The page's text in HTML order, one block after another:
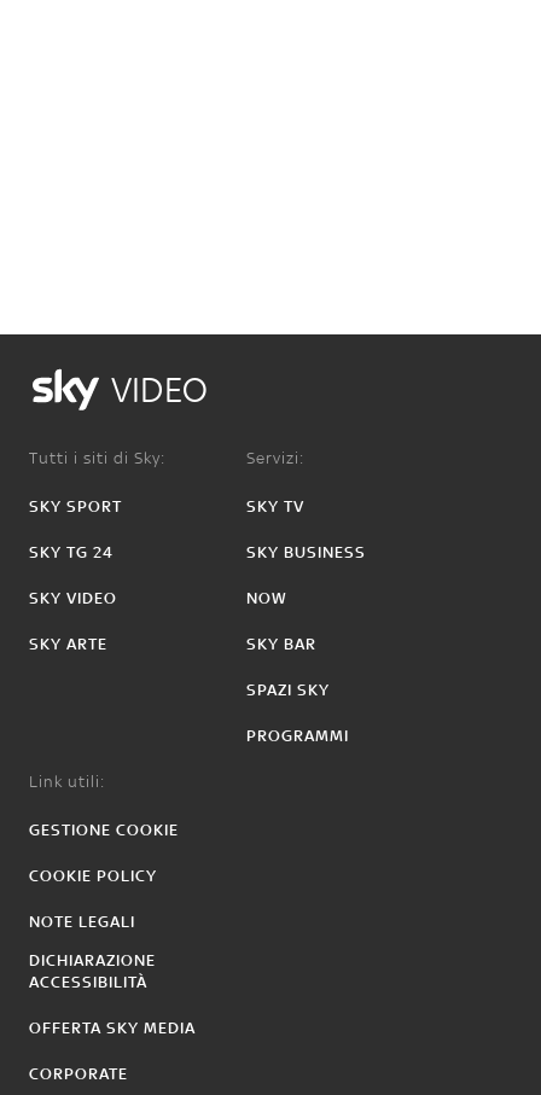
VIDEO
Tutti i siti di Sky:
SKY SPORT
SKY TG 24
SKY VIDEO
SKY ARTE
Servizi:
SKY TV
SKY BUSINESS
NOW
SKY BAR
SPAZI SKY
PROGRAMMI
Link utili:
GESTIONE COOKIE
COOKIE POLICY
NOTE LEGALI
DICHIARAZIONE
ACCESSIBILITÀ
OFFERTA SKY MEDIA
CORPORATE